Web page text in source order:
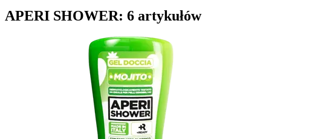
APERI SHOWER: 6 artykułów